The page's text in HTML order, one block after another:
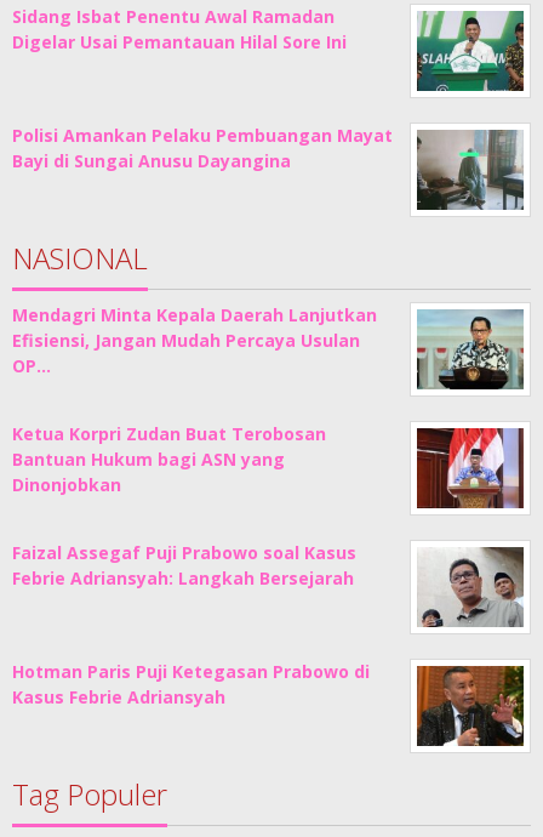
Sidang Isbat Penentu Awal Ramadan
Digelar Usai Pemantauan Hilal Sore Ini
Polisi Amankan Pelaku Pembuangan Mayat
Bayi di Sungai Anusu Dayangina
NASIONAL
Mendagri Minta Kepala Daerah Lanjutkan
Efisiensi, Jangan Mudah Percaya Usulan
OP…
Ketua Korpri Zudan Buat Terobosan
Bantuan Hukum bagi ASN yang
Dinonjobkan
Faizal Assegaf Puji Prabowo soal Kasus
Febrie Adriansyah: Langkah Bersejarah
Hotman Paris Puji Ketegasan Prabowo di
Kasus Febrie Adriansyah
Tag Populer